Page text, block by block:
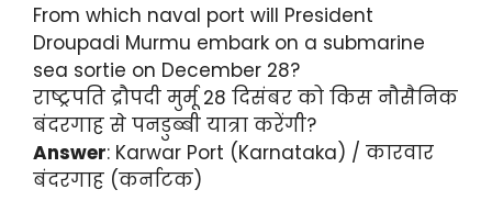
From which naval port will President
Droupadi Murmu embark on a submarine
sea sortie on December 28?
राष्ट्रपति द्रौपदी मुर्मू 28 दिसंबर को किस नौसैनिक
बंदरगाह से पनडुब्बी यात्रा करेंगी?
Answer: Karwar Port (Karnataka) / कारवार
बंदरगाह (कर्नाटक)